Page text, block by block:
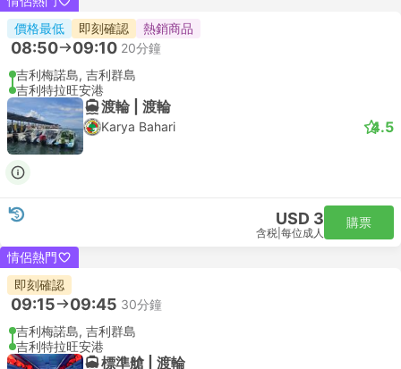
價格最低
即刻確認 熱銷商品
08:50 09:10 20分鐘
吉利梅諾島, 吉利群島
吉利特拉旺安港
渡輪 | 渡輪
Karya Bahari 4.5
USD 3
含税 每位成人
購票
情侶熱門
即刻確認
09:15 09:45 30分鐘
吉利梅諾島, 吉利群島
吉利特拉旺安港
標準艙 | 渡輪